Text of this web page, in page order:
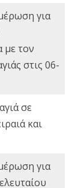
για
τον
στις 06-
σε
και
για